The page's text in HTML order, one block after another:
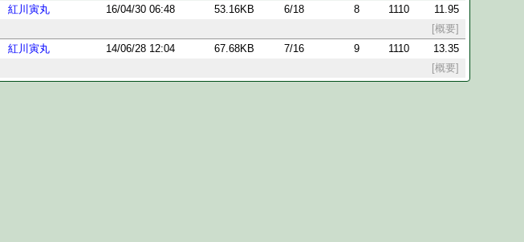
紅川寅丸 16/04/30 06:48 53.16KB 6/18 8 1110
11.95
[概要]
紅川寅丸 14/06/28 12:04 67.68KB 7/16 9 1110
13.35
[概要]